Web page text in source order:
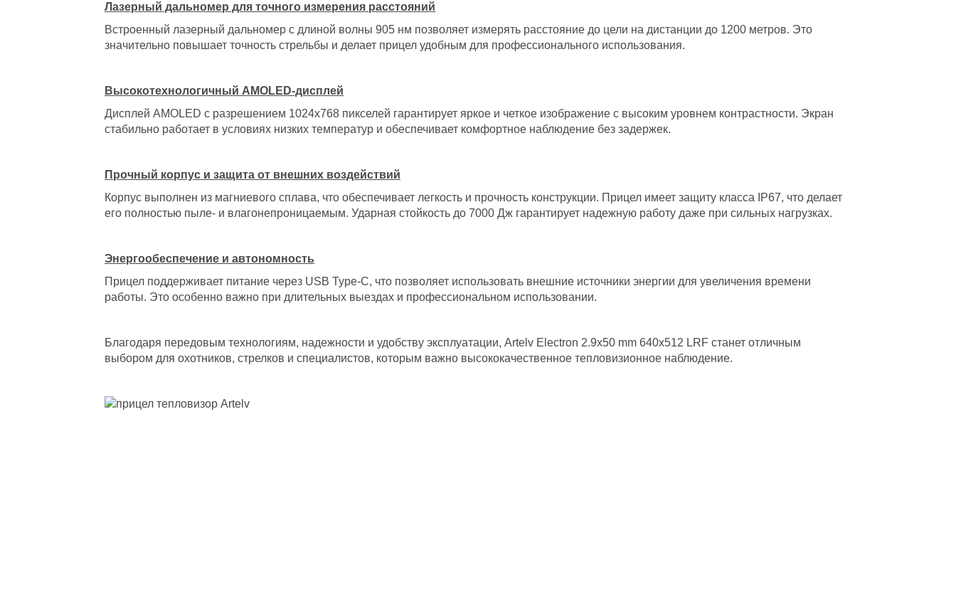
Лазерный дальномер для точного измерения расстояний
Встроенный лазерный дальномер с длиной волны 905 нм позволяет измерять расстояние до цели на дистанции до 1200 метров. Это
значительно повышает точность стрельбы и делает прицел удобным для профессионального использования.
Высокотехнологичный AMOLED-дисплей
Дисплей AMOLED с разрешением 1024x768 пикселей гарантирует яркое и четкое изображение с высоким уровнем контрастности. Экран
стабильно работает в условиях низких температур и обеспечивает комфортное наблюдение без задержек.
Прочный корпус и защита от внешних воздействий
Корпус выполнен из магниевого сплава, что обеспечивает легкость и прочность конструкции. Прицел имеет защиту класса IP67, что делает
его полностью пыле- и влагонепроницаемым. Ударная стойкость до 7000 Дж гарантирует надежную работу даже при сильных нагрузках.
Энергообеспечение и автономность
Прицел поддерживает питание через USB Type-C, что позволяет использовать внешние источники энергии для увеличения времени
работы. Это особенно важно при длительных выездах и профессиональном использовании.
Благодаря передовым технологиям, надежности и удобству эксплуатации, Artelv Electron 2.9x50 mm 640x512 LRF станет отличным
выбором для охотников, стрелков и специалистов, которым важно высококачественное тепловизионное наблюдение.